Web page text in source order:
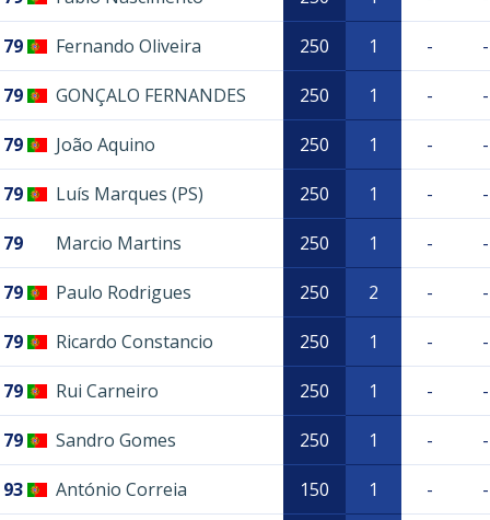
79 Fernando Oliveira 250 1 - -
79 GONÇALO FERNANDES 250 1 - -
79 João Aquino 250 1 - -
79 Luís Marques (PS) 250 1 - -
79 Marcio Martins 250 1 - -
79 Paulo Rodrigues 250 2 - -
79 Ricardo Constancio 250 1 - -
79 Rui Carneiro 250 1 - -
79 Sandro Gomes 250 1 - -
93 António Correia 150 1 - -